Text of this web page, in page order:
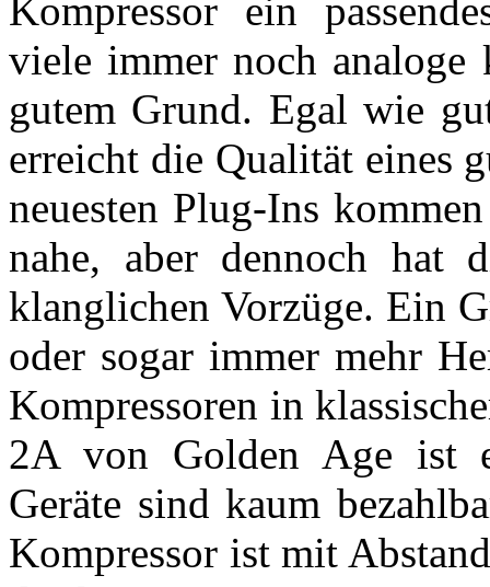
Kompressor ein
viele immer noch analoge
gutem Grund. Egal wie
erreicht die Qualität eines
neuesten Plug-Ins
nahe, aber dennoch hat
klanglichen Vorzüge. Ein
oder sogar immer mehr
Kompressoren in
2A von Golden Age ist
Geräte sind kaum
Kompressor ist mit